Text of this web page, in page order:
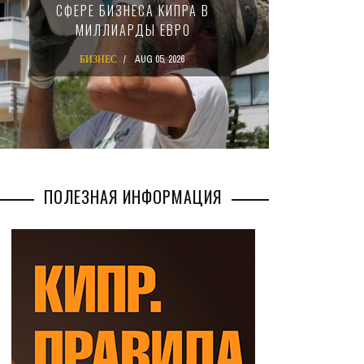
КИПРА В
ЕВРО
05, 2026
НАЛОГЕ ДЛЯ КРУПНЫХ
МЕЖДУНАРОДНЫХ
КОМПАНИЙ
БИЗНЕС AUG 02, 2026
ПОЛЕЗНАЯ ИНФОРМАЦИЯ